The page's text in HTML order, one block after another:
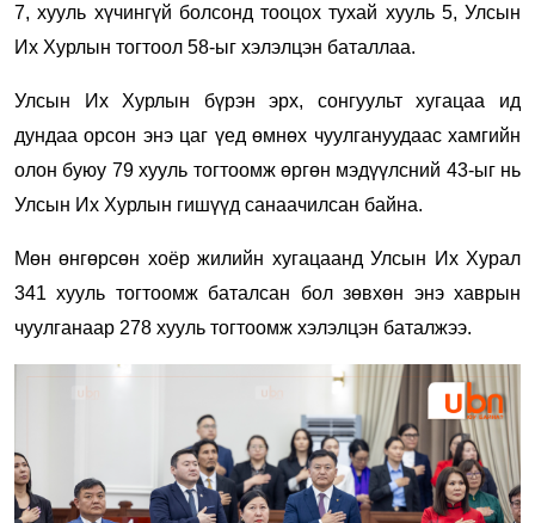
7, хууль хүчингүй болсонд тооцох тухай хууль 5, Улсын
Их Хурлын тогтоол 58-ыг хэлэлцэн баталлаа.
Улсын Их Хурлын бүрэн эрх, сонгуульт хугацаа ид
дундаа орсон энэ цаг үед өмнөх чуулгануудаас хамгийн
олон буюу 79 хууль тогтоомж өргөн мэдүүлсний 43-ыг нь
Улсын Их Хурлын гишүүд санаачилсан байна.
Мөн өнгөрсөн хоёр жилийн хугацаанд Улсын Их Хурал
341 хууль тогтоомж баталсан бол зөвхөн энэ хаврын
чуулганаар 278 хууль тогтоомж хэлэлцэн баталжээ.